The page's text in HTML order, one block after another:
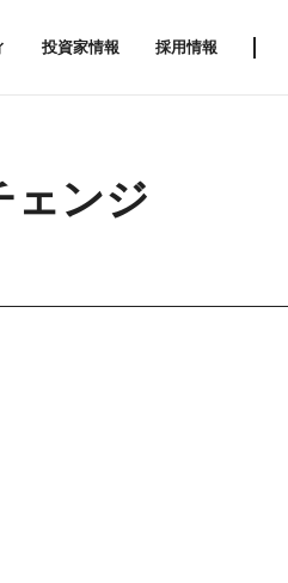
投資家情報 採用情報
ェンジ